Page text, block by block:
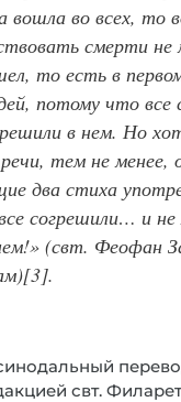
вошла во всех, то
смерти не
то есть в
потому что
в нем. Но
тем не
два стиха
согрешили… и
(свт. Феофан
свт.